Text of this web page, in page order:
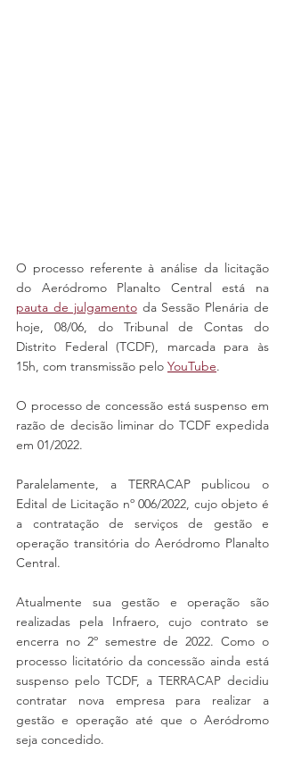
O processo referente à análise da licitação
pauta de julgamento da Sessão Plenária de
hoje, 08/06, do Tribunal de Contas do
Distrito Federal (TCDF), marcada para às
15h, com transmissão pelo YouTube.
O processo de concessão está suspenso em
razão de decisão liminar do TCDF expedida
em 01/2022.
Paralelamente, a TERRACAP publicou o
Edital de Licitação nº 006/2022, cujo objeto é
a contratação de serviços de gestão e
operação transitória do Aeródromo Planalto
Central.
Atualmente sua gestão e operação são
realizadas pela Infraero, cujo contrato se
encerra no 2º semestre de 2022. Como o
processo licitatório da concessão ainda está
suspenso pelo TCDF, a TERRACAP decidiu
contratar nova empresa para realizar a
gestão e operação até que o Aeródromo
seja concedido.